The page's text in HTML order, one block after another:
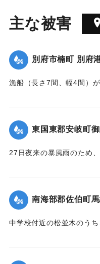
主な被害
別府市楠町 別府
漁船（長さ7間、幅4間）が
｜固有コード: 00401016
東国東郡安岐町
27日夜来の暴風雨のため
組合員並びに青年団員100
行っている。
【出典：豊州新報 1935年
南海部郡佐伯町
中学校付近の松並木のう